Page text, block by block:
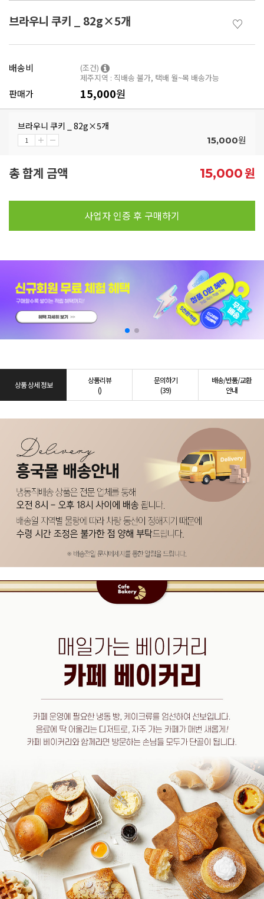
브라우니 쿠키 _ 82g×5개 ♡
배송비
(조건)
제주지역 : 직배송 불가, 택배 월~목 배송가능
판매가 15,000원
브라우니 쿠키 _ 82g×5개
15,000원
총 합계 금액 15,000원
사업자 인증 후 구매하기
상품 상세 정보
상품리뷰
()
문의하기
(39)
배송/반품/교환
안내